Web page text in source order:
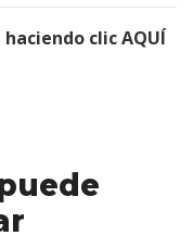
clic AQUÍ